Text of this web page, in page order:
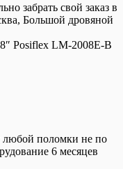
забрать свой заказ в
Большой дровяной
Posiflex LM-2008E-B
любой поломки не по
6 месяцев